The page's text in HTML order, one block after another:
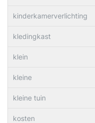
kinderkamerverlichting
kledingkast
klein
kleine
kleine tuin
kosten